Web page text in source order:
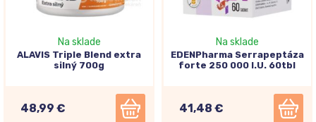
Na sklade
ALAVIS Triple Blend extra
silný 700g
48,99 €
Na sklade
EDENPharma Serrapeptáza
forte 250 000 I.U. 60tbl
41,48 €